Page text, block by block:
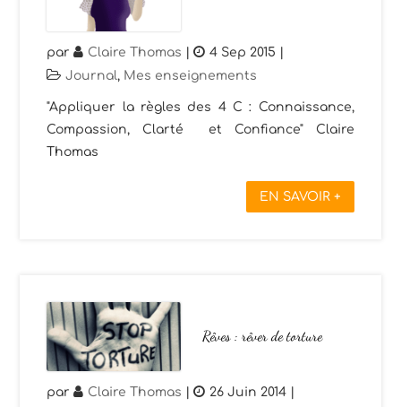
par Claire Thomas | 4 Sep 2015 |
Journal, Mes enseignements
"Appliquer la règles des 4 C : Connaissance,
Compassion, Clarté et Confiance" Claire
Thomas
EN SAVOIR +
Rêves : rêver de torture
par Claire Thomas | 26 Juin 2014